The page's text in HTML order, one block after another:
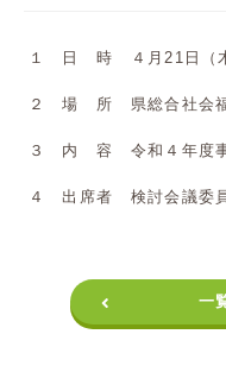
１ 日 時 ４月21日（
２ 場 所 県総合社会
３ 内 容 令和４年度事
４ 出席者 検討会議委
一